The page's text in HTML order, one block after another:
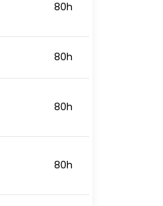
80h
80h
80h
80h